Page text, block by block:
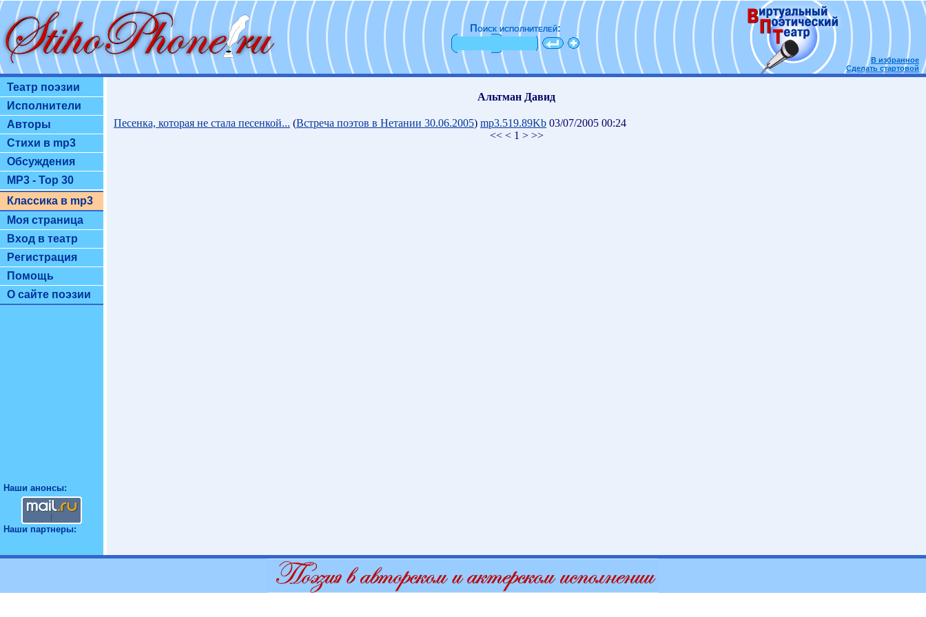
Поиск исполнителей:
В избранное
Сделать стартовой
Театр поэзии
Исполнители
Авторы
Стихи в mp3
Обсуждения
MP3 - Top 30
Классика в mp3
Моя страница
Вход в театр
Регистрация
Помощь
О сайте поэзии
Наши анонсы:
Наши партнеры:
Альтман Давид
Песенка, которая не стала песенкой... (Встреча поэтов в Нетании 30.06.2005) mp3.519.89Kb 03/07/2005 00:24
<< < 1 > >>